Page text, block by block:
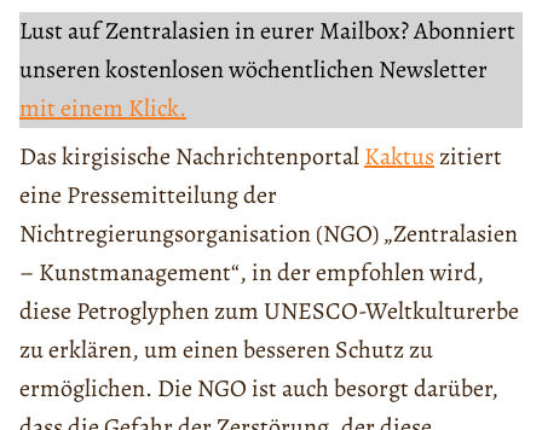
Lust auf Zentralasien in eurer Mailbox? Abonniert
unseren kostenlosen wöchentlichen Newsletter
mit einem Klick.
Das kirgisische NachrichtenportalKaktuszitiert
eine Pressemitteilung der
Nichtregierungsorganisation (NGO) „Zentralasien
– Kunstmanagement“, in der empfohlen wird,
diese Petroglyphen zum UNESCO-Weltkulturerbe
zu erklären, um einen besseren Schutz zu
ermöglichen. Die NGO ist auch besorgt darüber,